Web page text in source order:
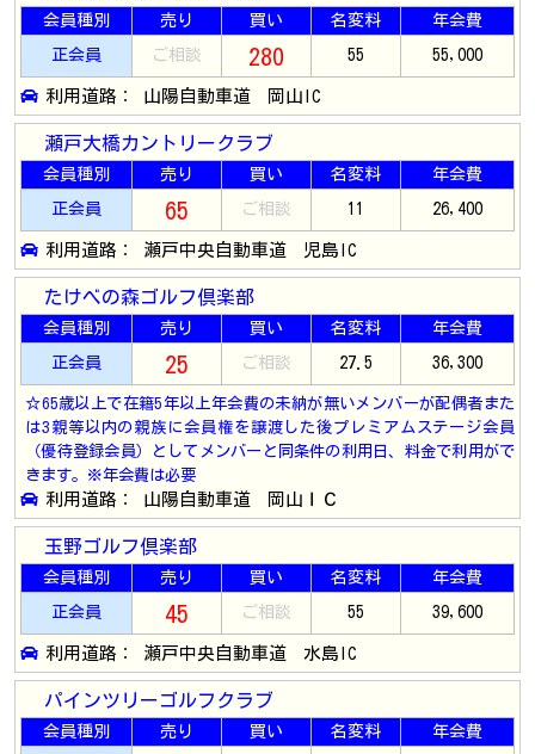
会員種別 売り 買い 名変料 年会費
正会員 ご相談 280 55 55,000
利用道路： 山陽自動車道 岡山IC
瀬戸大橋カントリークラブ
会員種別 売り 買い 名変料 年会費
正会員 65 ご相談 11 26,400
利用道路： 瀬戸中央自動車道 児島IC
たけべの森ゴルフ倶楽部
会員種別 売り 買い 名変料 年会費
正会員 25 ご相談 27.5 36,300
☆65歳以上で在籍5年以上年会費の未納が無いメンバーが配偶者また
は3親等以内の親族に会員権を譲渡した後プレミアムステージ会員
（優待登録会員）としてメンバーと同条件の利用日、料金で利用がで
きます。※年会費は必要
利用道路： 山陽自動車道 岡山ＩＣ
玉野ゴルフ倶楽部
会員種別 売り 買い 名変料 年会費
正会員 45 ご相談 55 39,600
利用道路： 瀬戸中央自動車道 水島IC
パインツリーゴルフクラブ
会員種別 売り 買い 名変料 年会費